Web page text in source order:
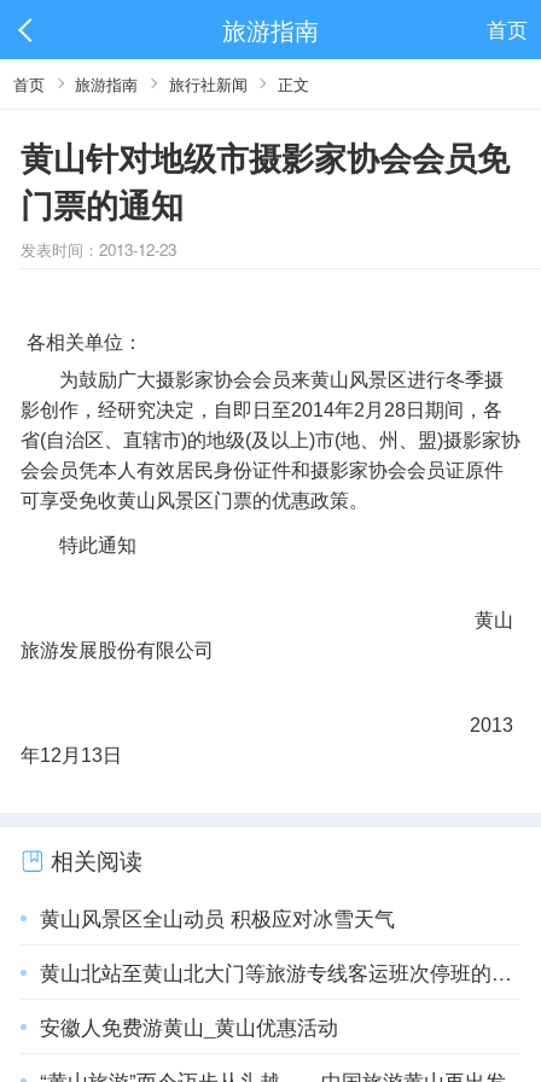
旅游指南 首页
首页 旅游指南 旅行社新闻 正文
黄山针对地级市摄影家协会会员免
门票的通知
发表时间：2013-12-23
各相关单位：
为鼓励广大摄影家协会会员来黄山风景区进行冬季摄
影创作，经研究决定，自即日至2014年2月28日期间，各
省(自治区、直辖市)的地级(及以上)市(地、州、盟)摄影家协
会会员凭本人有效居民身份证件和摄影家协会会员证原件
可享受免收黄山风景区门票的优惠政策。
特此通知
黄山
旅游发展股份有限公司
2013
年12月13日
相关阅读
黄山风景区全山动员 积极应对冰雪天气
黄山北站至黄山北大门等旅游专线客运班次停班的公告
安徽人免费游黄山_黄山优惠活动